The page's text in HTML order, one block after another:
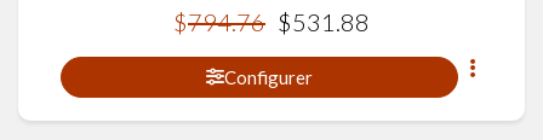
$794.76 $531 88
Configurer